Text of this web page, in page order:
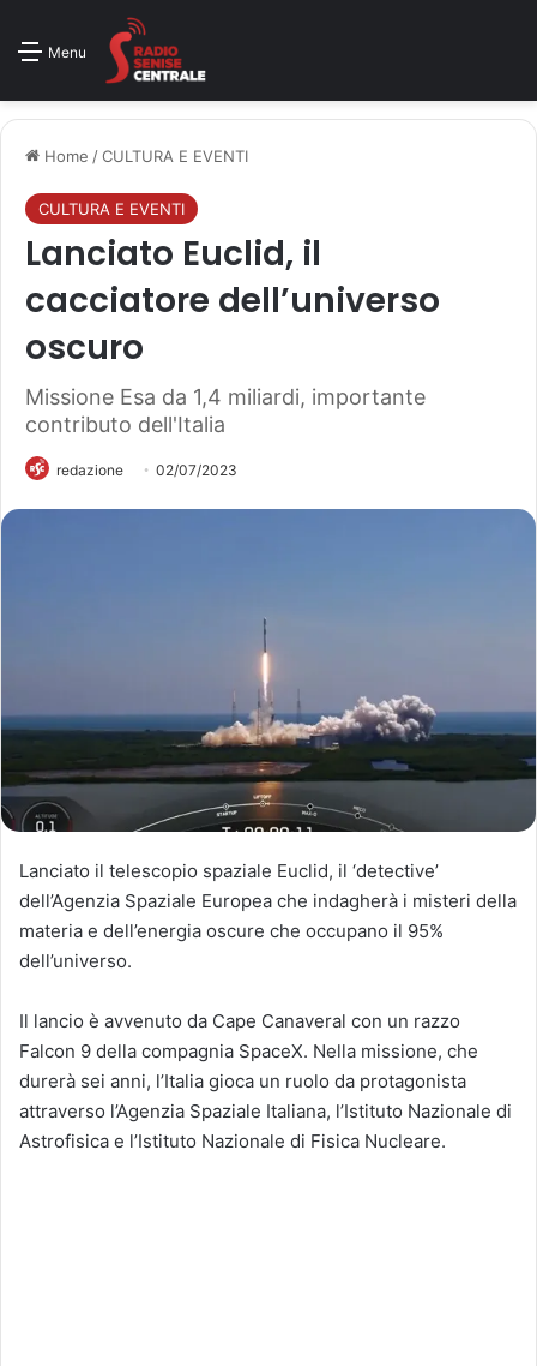
Menu
Home /CULTURA E EVENTI
CULTURA E EVENTI
Lanciato Euclid, il
cacciatore dell’universo
oscuro
Missione Esa da 1,4 miliardi, importante
contributo dell'Italia
redazione 02/07/2023
Lanciato il telescopio spaziale Euclid, il ‘detective’
dell’Agenzia Spaziale Europea che indagherà i misteri della
materia e dell’energia oscure che occupano il 95%
dell’universo.
Il lancio è avvenuto da Cape Canaveral con un razzo
Falcon 9 della compagnia SpaceX. Nella missione, che
durerà sei anni, l’Italia gioca un ruolo da protagonista
attraverso l’Agenzia Spaziale Italiana, l’Istituto Nazionale di
Astrofisica e l’Istituto Nazionale di Fisica Nucleare.